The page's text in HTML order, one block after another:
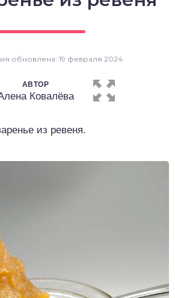
обновлена: 19 февраля 2024
АВТОР
Ковалёва
из ревеня.